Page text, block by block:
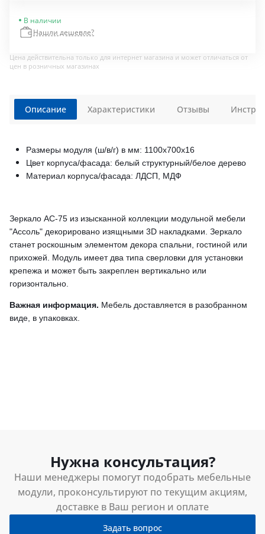
В наличии
Нашли дешевле?
Цена действительна только для интернет магазина и может отличаться от
цен в розничных магазинах
Описание
Размеры модуля (ш/в/г) в мм: 1100х700х16
Цвет корпуса/фасада: белый структурный/белое дерево
Материал корпуса/фасада: ЛДСП, МДФ
Зеркало АС-75 из изысканной коллекции модульной мебели
"Ассоль" декорировано изящными 3D накладками. Зеркало
станет роскошным элементом декора спальни, гостиной или
прихожей. Модуль имеет два типа сверловки для установки
крепежа и может быть закреплен вертикально или
горизонтально.
Важная информация. Мебель доставляется в разобранном
виде, в упаковках.
Характеристики Отзывы
Нужна консультация?
Наши менеджеры помогут подобрать мебельные
модули, проконсультируют по текущим акциям,
доставке в Ваш регион и оплате
Задать вопрос